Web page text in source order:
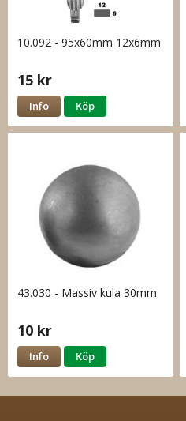
10.092 - 95x60mm 12x6mm
15 kr
Info Köp
43.030 - Massiv kula 30mm
10 kr
Info Köp